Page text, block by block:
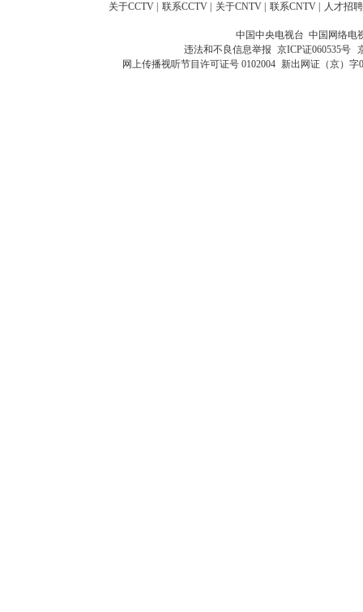
关于CCTV 联系CCTV 关于CNTV 联系CNTV 人才招聘
中国中央电视台 中国网络电
违法和不良信息举报 京ICP证060535号
网上传播视听节目许可证号 0102004 新出网证（京）